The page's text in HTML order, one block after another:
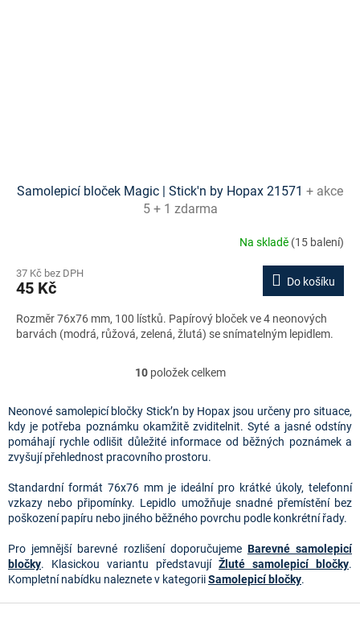
Samolepicí bloček Magic | Stick'n by Hopax 21571 + akce
5 + 1 zdarma
Na skladě (15 balení)
37 Kč bez DPH
45 Kč Do košíku
Rozměr 76x76 mm, 100 lístků. Papírový bloček ve 4 neonových
barvách (modrá, růžová, zelená, žlutá) se snímatelným lepidlem.
O
á
d
a
í
p
r
k
y
v
p
10položek celkem
Neonové samolepicí bločky Stick’n by Hopax jsou určeny pro situace,
kdy je potřeba poznámku okamžitě zviditelnit. Syté a jasné odstíny
pomáhají rychle odlišit důležité informace od běžných poznámek a
zvyšují přehlednost pracovního prostoru.
Standardní formát 76x76 mm je ideální pro krátké úkoly, telefonní
vzkazy nebo připomínky. Lepidlo umožňuje snadné přemístění bez
poškození papíru nebo jiného běžného povrchu podle konkrétní řady.
Pro jemnější barevné rozlišení doporučujeme Barevné samolepicí
bločky. Klasickou variantu představují Žluté samolepicí bločky.
Kompletní nabídku naleznete v kategoriiSamolepicí bločky.